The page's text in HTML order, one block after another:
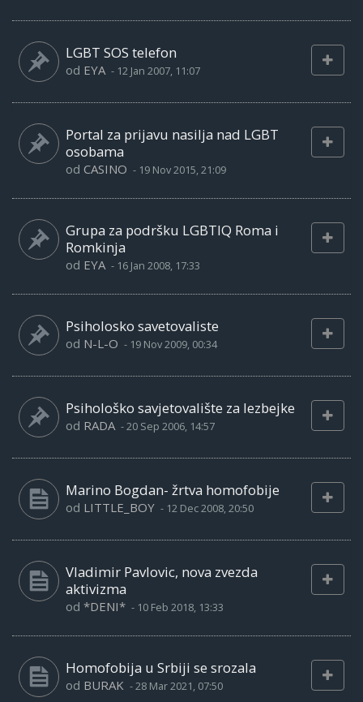
LGBT SOS telefon
od EYA - 12 Jan 2007, 11:07
Portal za prijavu nasilja nad LGBT
osobama
od CASINO - 19 Nov 2015, 21:09
Grupa za podršku LGBTIQ Roma i
Romkinja
od EYA - 16 Jan 2008, 17:33
Psiholosko savetovaliste
od N-L-O - 19 Nov 2009, 00:34
Psihološko savjetovalište za lezbejke
od RADA -20 Sep 2006, 14:57
Marino Bogdan- žrtva homofobije
od LITTLE_BOY - 12 Dec 2008, 20:50
Vladimir Pavlovic, nova zvezda
aktivizma
od *DENI* - 10 Feb 2018, 13:33
Homofobija u Srbiji se srozala
od BURAK -28 Mar 2021, 07:50